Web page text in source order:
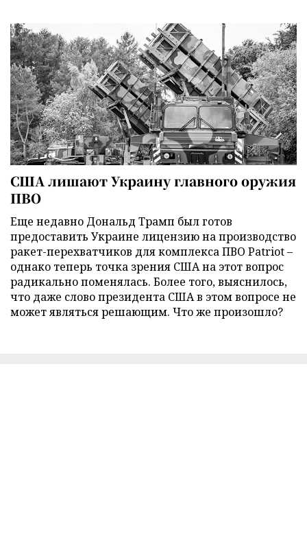
США лишают Украину главного оружия
ПВО
Еще недавно Дональд Трамп был готов
предоставить Украине лицензию на производство
ракет-перехватчиков для комплекса ПВО Patriot –
однако теперь точка зрения США на этот вопрос
радикально поменялась. Более того, выяснилось,
что даже слово президента США в этом вопросе не
может являться решающим. Что же произошло?